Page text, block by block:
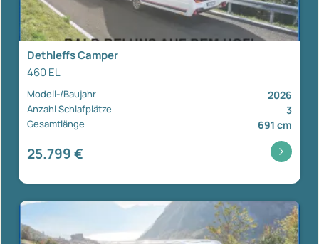
Dethleffs Camper
460 EL
Modell-/Baujahr 2026
Anzahl Schlafplätze 3
Gesamtlänge 691 cm
25.799 €